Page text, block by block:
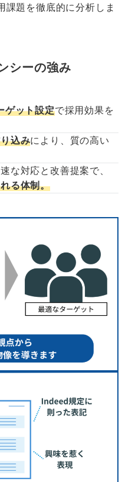
課題を徹底的に分析しま
シーの強み
ゲット設定で採用効果を
込みにより、質の高い
な対応と改善提案で、
る体制。